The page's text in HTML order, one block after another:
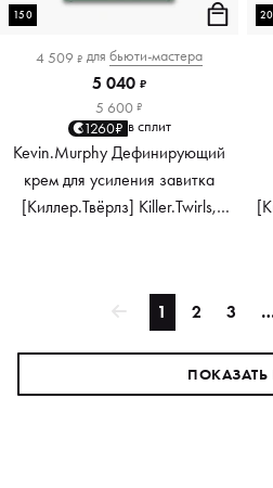
150
4 509 ₽ для бьюти-мастера
5 040 ₽
5 600 ₽
1260₽ в сплит
Kevin.Murphy Дефинирующий
крем для усиления завитка
[Киллер.Твёрлз] Killer.Twirls,
1 2 3
ПОКАЗАТЬ